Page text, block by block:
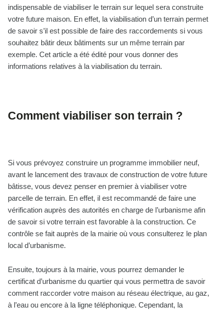
indispensable de viabiliser le terrain sur lequel sera construite
votre future maison. En effet, la viabilisation d’un terrain permet
de savoir s’il est possible de faire des raccordements si vous
souhaitez bâtir deux bâtiments sur un même terrain par
exemple. Cet article a été édité pour vous donner des
informations relatives à la viabilisation du terrain.
Comment viabiliser son terrain ?
Si vous prévoyez construire un programme immobilier neuf,
avant le lancement des travaux de construction de votre future
bâtisse, vous devez penser en premier à viabiliser votre
parcelle de terrain. En effet, il est recommandé de faire une
vérification auprès des autorités en charge de l’urbanisme afin
de savoir si votre terrain est favorable à la construction. Ce
contrôle se fait auprès de la mairie où vous consulterez le plan
local d’urbanisme.
Ensuite, toujours à la mairie, vous pourrez demander le
certificat d’urbanisme du quartier qui vous permettra de savoir
comment raccorder votre maison au réseau électrique, au gaz,
à l’eau ou encore à la ligne téléphonique. Cependant, la